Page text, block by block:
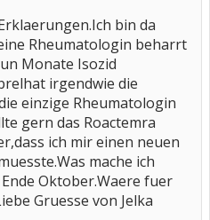
bin da
Rheumatologin beharrt
Monate Isozid
irgendwie die
einzige Rheumatologin
gern das Roactemra
ich mir einen neuen
mache ich
Oktober.Waere fuer
Gruesse von Jelka